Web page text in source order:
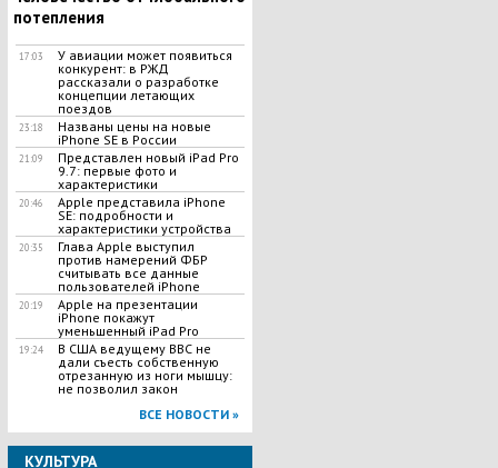
потепления
17:03
У авиации может появиться
конкурент: в РЖД
рассказали о разработке
концепции летающих
поездов
23:18
Названы цены на новые
iPhone SE в России
21:09
Представлен новый iPad Pro
9.7: первые фото и
характеристики
20:46
Apple представила iPhone
SE: подробности и
характеристики устройства
20:35
Глава Apple выступил
против намерений ФБР
считывать все данные
пользователей iPhone
20:19
Apple на презентации
iPhone покажут
уменьшенный iPad Pro
19:24
В США ведущему ВВС не
дали съесть собственную
отрезанную из ноги мышцу:
не позволил закон
ВСЕ НОВОСТИ »
КУЛЬТУРА